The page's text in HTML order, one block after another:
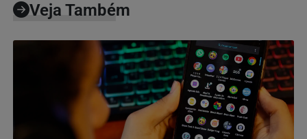
Veja Também